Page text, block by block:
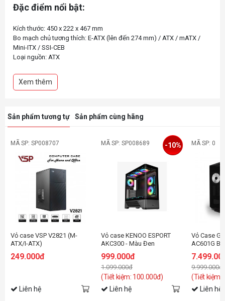
Đặc điểm nổi bật:
Kích thước: 450 x 222 x 467 mm
Bo mạch chủ tương thích: E-ATX (lên đến 274 mm) / ATX / mATX /
Mini-ITX / SSI-CEB
Loại nguồn: ATX
Độ dài tối đa của GPU: 330 mm khi gắn quạt phía trước
Chiều cao tối đa của tản nhiệt CPU: 174 mm
Xem thêm
Sản phẩm tương tự Sản phẩm cùng hãng
MÃ SP: SP008707
Vỏ case VSP V2821 (M-
ATX/I-ATX)
249.000đ
Liên hệ
MÃ SP: SP008689
Vỏ case KENOO ESPORT
AKC300 - Màu Đen
999.000đ
1.099.000đ
(Tiết kiệm: 100.000đ)
-10%
Liên hệ
MÃ SP: 0
Vỏ Case
AC601G
9.999.000đ
(Tiết kiệm:
Liên hệ